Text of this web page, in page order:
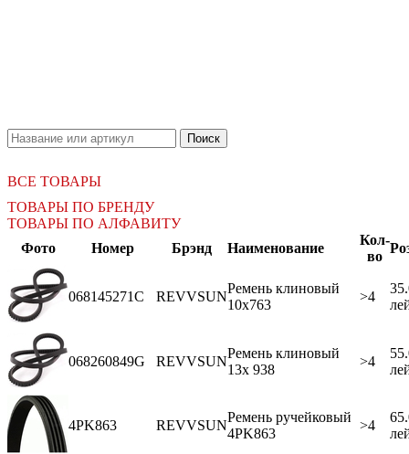
ВСЕ ТОВАРЫ
ТОВАРЫ ПО БРЕНДУ
ТОВАРЫ ПО АЛФАВИТУ
Фото
Номер Брэнд Наименование
Кол-
во
068145271C REVVSUN
Ремень клиновый
10x763
>4
068260849G REVVSUN
Ремень клиновый
13x 938
>4
4PK863 REVVSUN
Ремень ручейковый
4PK863
>4